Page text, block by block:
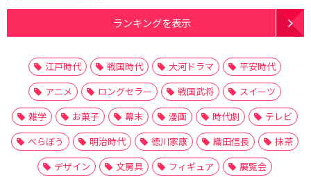
ランキングを表示
江戸時代 戦国時代 大河ドラマ
平安時代
アニメ
ロングセラー 戦国武将
スイーツ
雑学
お菓子 幕末 漫画 時代劇
テレビ
べらぼう
明治時代 徳川家康 織田信長
抹茶
デザイン
文房具 フィギュア
展覧会